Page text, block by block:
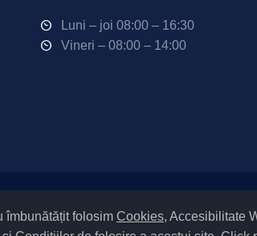
îmbunătățit folosim Cookies, Accesibilitate
Luni – joi 08:00 – 16:30
Vineri – 08:00 – 14:00
Setări